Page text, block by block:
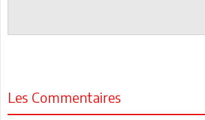
Les Commentaires